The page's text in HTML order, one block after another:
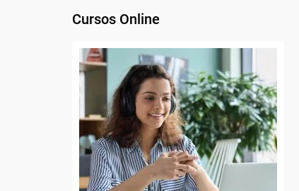
Cursos Online